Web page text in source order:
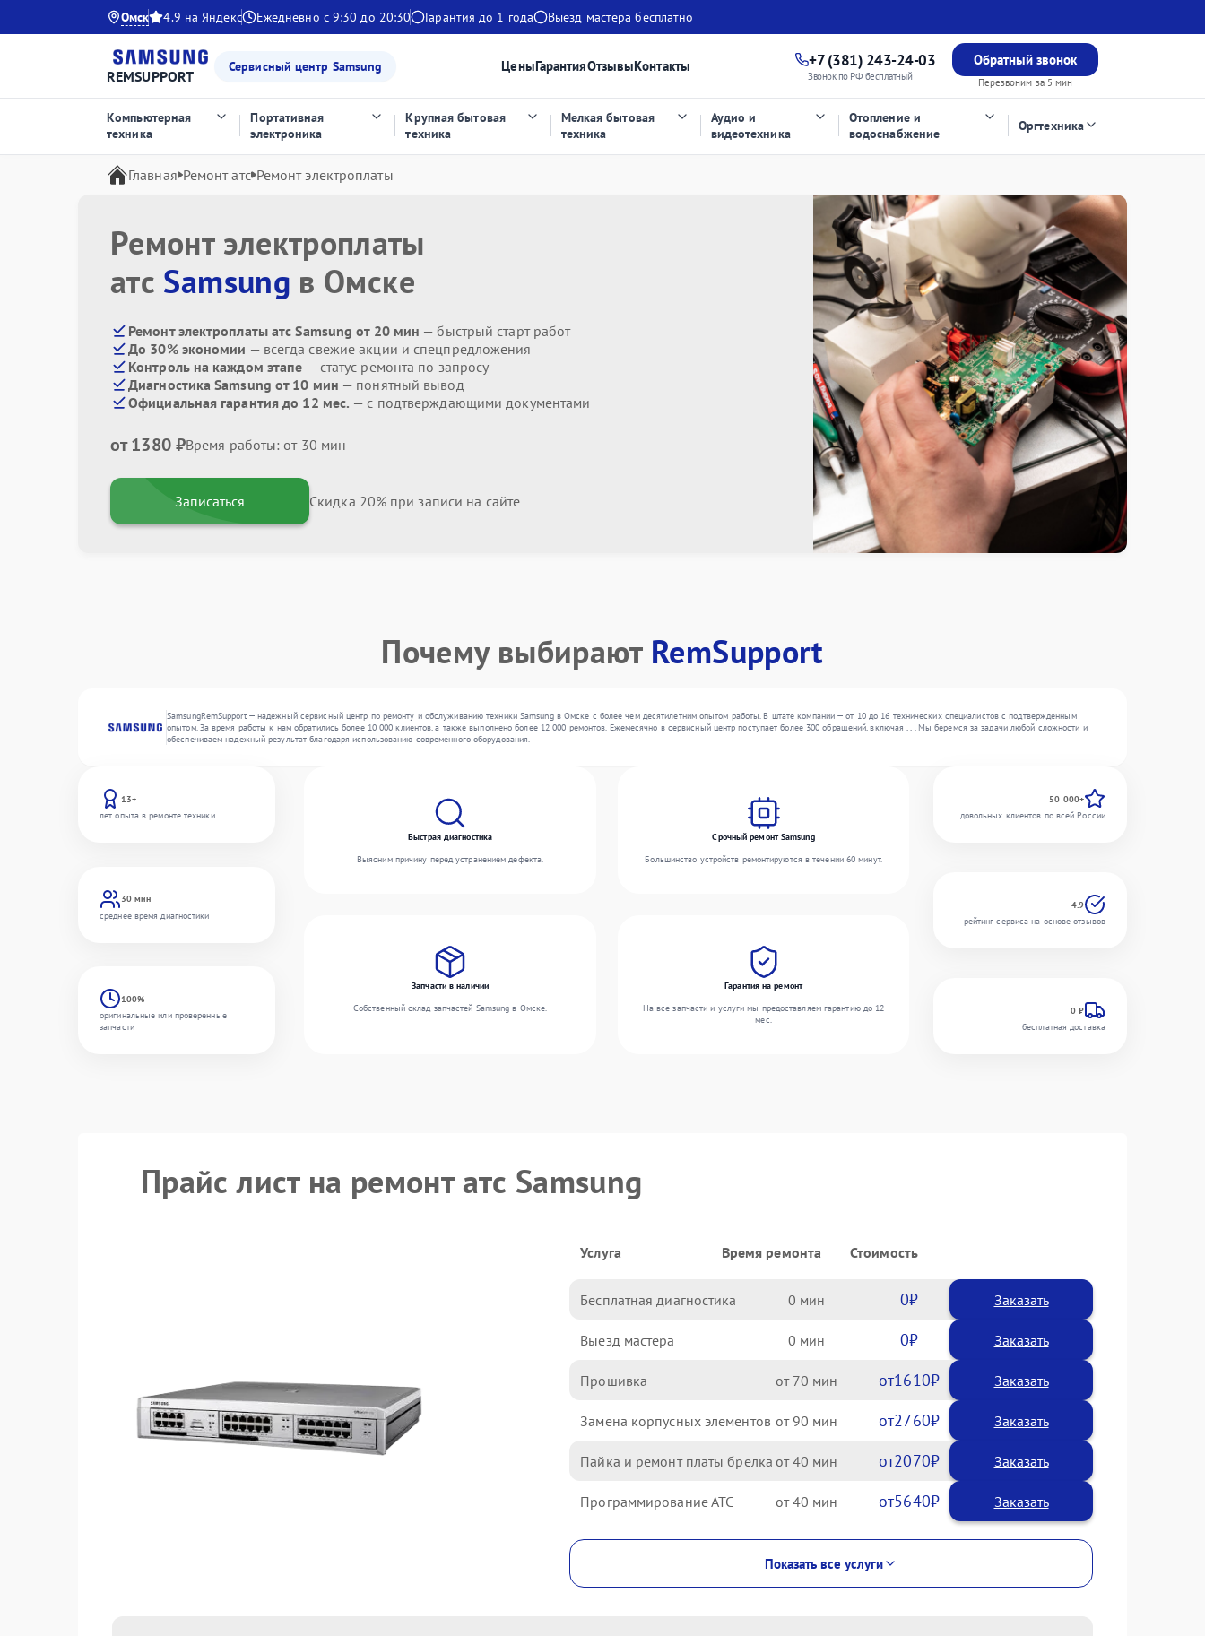
Омск 4.9 на Яндекс Ежедневно с 9:30 до 20:30 Гарантия до 1 года Выезд мастера бесплатно
REMSUPPORT
Сервисный центр Samsung ЦеныГарантияОтзывыКонтакты +7 (381) 243-24-03
Звонок по РФ бесплатный
Обратный звонок
Перезвоним за 5 мин
Компьютерная
техника
Портативная
электроника
Крупная бытовая
техника
Мелкая бытовая
техника
Аудио и
видеотехника
Отопление и
водоснабжение
Оргтехника
Главная Ремонт атс Ремонт электроплаты
Ремонт электроплаты
атс Samsung в Омске
Ремонт электроплаты атс Samsung от 20 мин — быстрый старт работ
До 30% экономии — всегда свежие акции и спецпредложения
Контроль на каждом этапе — статус ремонта по запросу
Диагностика Samsung от 10 мин — понятный вывод
Официальная гарантия до 12 мес. — с подтверждающими документами
от 1380 ₽Время работы: от 30 мин
Записаться Скидка 20% при записи на сайте
Почему выбирают RemSupport
SamsungRemSupport — надежный сервисный центр по ремонту и обслуживанию техники Samsung в Омске с более чем десятилетним опытом работы. В штате компании — от 10 до 16 технических специалистов с подтвержденным
опытом. За время работы к нам обратились более 10 000 клиентов, а также выполнено более 12 000 ремонтов. Ежемесячно в сервисный центр поступает более 300 обращений, включая , , . Мы беремся за задачи любой сложности и
обеспечиваем надежный результат благодаря использованию современного оборудования.
13+
лет опыта в ремонте техники
30 мин
среднее время диагностики
100%
оригинальные или проверенные
запчасти
Быстрая диагностика
Выясним причину перед устранением дефекта.
Срочный ремонт Samsung
Большинство устройств ремонтируются в течении 60 минут.
Запчасти в наличии
Собственный склад запчастей Samsung в Омске.
Гарантия на ремонт
На все запчасти и услуги мы предоставляем гарантию до 12
мес.
50 000+
довольных клиентов по всей России
4.9
рейтинг сервиса на основе отзывов
0 ₽
бесплатная доставка
Прайс лист на ремонт атс Samsung
Услуга Время ремонта Стоимость
Бесплатная диагностика 0 0 Заказать
Выезд мастера 0 0 Заказать
Прошивка 70 1610
Замена корпусных элементов 90 2760
Пайка и ремонт платы брелка 40 2070
Программирование АТС 40 5640
Показать все услуги